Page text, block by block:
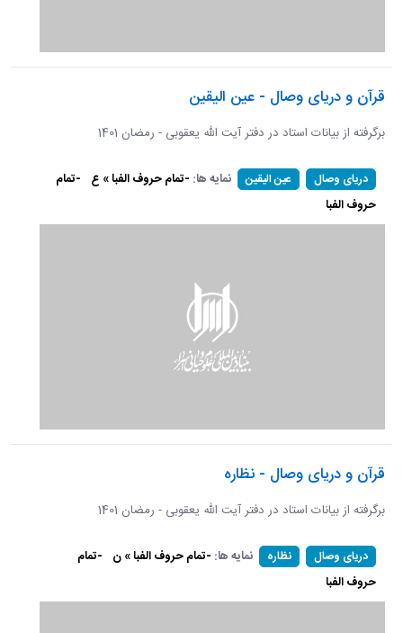
قرآن و دریای وصال - عین الیقین
برگرفته از بیانات استاد در دفتر آیت الله یعقوبی - رمضان 1401
دریای وصال عین الیقین نمایه ها: -تمام حروف الفبا » ع -تمام
حروف الفبا
قرآن و دریای وصال - نظاره
برگرفته از بیانات استاد در دفتر آیت الله یعقوبی - رمضان 1401
دریای وصال نظاره نمایه ها: -تمام حروف الفبا » ن -تمام
حروف الفبا